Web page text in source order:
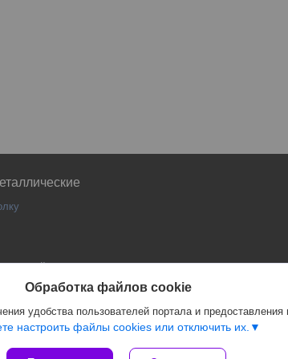
Сайт создан на платформе Deal.by
Политика обработки файлов cookies
Обработка файлов cookie
удобства пользователей портала и предоставления
настроить файлы cookies или отключить их.
PANKOR |
Пожаловаться на контент
Select Language ▼